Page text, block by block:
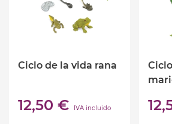
Ciclo de la vida rana
12,50 € IVA incluido